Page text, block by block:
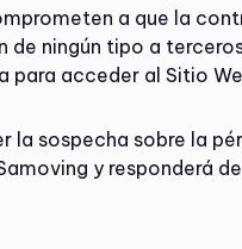
a que la
de ningún tipo a
para acceder al Sitio
la sospecha sobre la
y responderá